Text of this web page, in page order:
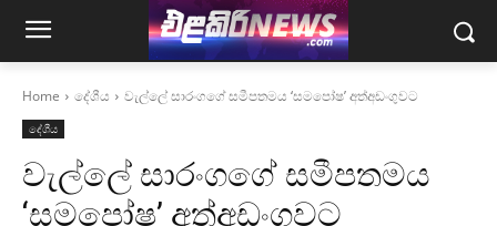
Home දේශීය වැල්ලේ සාරංගගේ සමීපතමය ‘සමපෝෂ’ අත්අඩංගුවට
දේශීය
වැල්ලේ සාරංගගේ සමීපතමය
‘සමපෝෂ’ අත්අඩංගුවට